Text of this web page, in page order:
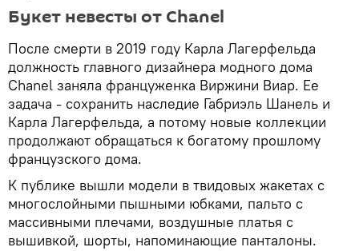
Букет невесты от Chanel
После смерти в 2019 году Карла Лагерфельда
должность главного дизайнера модного дома
Chanel заняла француженка Виржини Виар. Ее
задача - сохранить наследие Габриэль Шанель и
Карла Лагерфельда, а потому новые коллекции
продолжают обращаться к богатому прошлому
французского дома.
К публике вышли модели в твидовых жакетах с
многослойными пышными юбками, пальто с
массивными плечами, воздушные платья с
вышивкой, шорты, напоминающие панталоны.